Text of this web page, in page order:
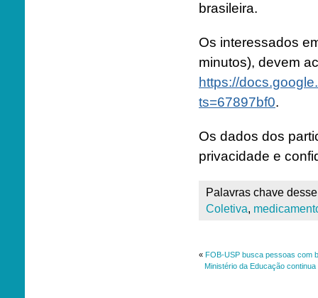
brasileira.
Os interessados
minutos), devem
https://
ts=67897bf0.
Os dados dos
privacidade e
Palavras chave
Coletiva,
« FOB-USP busca pessoas com
Ministério da Educação